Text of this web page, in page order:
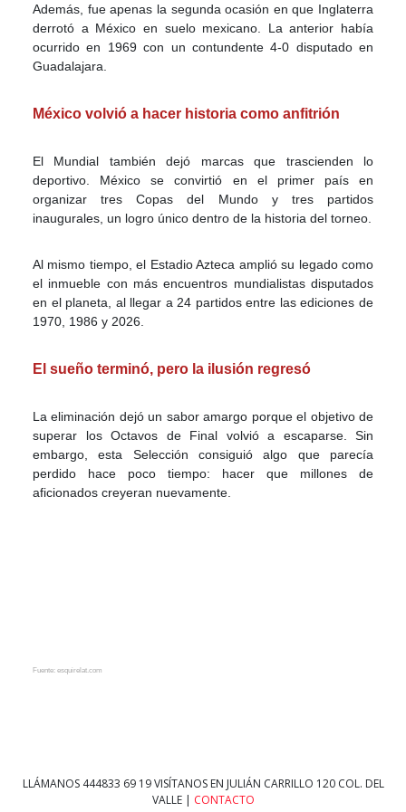
Además, fue apenas la segunda ocasión en que Inglaterra
derrotó a México en suelo mexicano. La anterior había
ocurrido en 1969 con un contundente 4-0 disputado en
Guadalajara.
México volvió a hacer historia como anfitrión
El Mundial también dejó marcas que trascienden lo
deportivo. México se convirtió en el primer país en
organizar tres Copas del Mundo y tres partidos
inaugurales, un logro único dentro de la historia del torneo.
Al mismo tiempo, el Estadio Azteca amplió su legado como
el inmueble con más encuentros mundialistas disputados
en el planeta, al llegar a 24 partidos entre las ediciones de
1970, 1986 y 2026.
El sueño terminó, pero la ilusión regresó
La eliminación dejó un sabor amargo porque el objetivo de
superar los Octavos de Final volvió a escaparse. Sin
embargo, esta Selección consiguió algo que parecía
perdido hace poco tiempo: hacer que millones de
aficionados creyeran nuevamente.
Fuente: esquirelat.com
LLÁMANOS 444833 69 19VISÍTANOS EN JULIÁN CARRILLO 120 COL. DEL
VALLE | CONTACTO